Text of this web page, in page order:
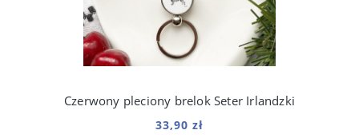
Czerwony pleciony brelok Seter Irlandzki
33,90 zł